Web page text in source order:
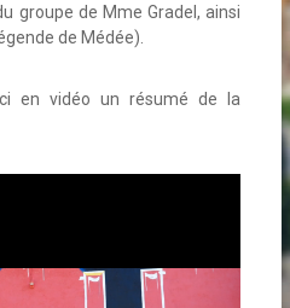
groupe de Mme Gradel, ainsi
de Médée).
en vidéo un résumé de la